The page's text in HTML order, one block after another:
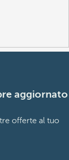
aggiornato
offerte al tuo